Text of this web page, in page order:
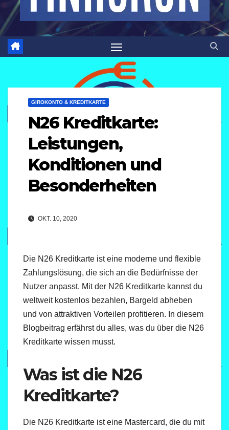
GIROKONTO & KREDITKARTE
N26 Kreditkarte:
Leistungen,
Konditionen und
Besonderheiten
OKT. 10, 2020
Die N26 Kreditkarte ist eine moderne und flexible
Zahlungslösung, die sich an die Bedürfnisse der
Nutzer anpasst. Mit der N26 Kreditkarte kannst du
weltweit kostenlos bezahlen, Bargeld abheben
und von attraktiven Vorteilen profitieren. In diesem
Blogbeitrag erfährst du alles, was du über die N26
Kreditkarte wissen musst.
Was ist die N26
Kreditkarte?
Die N26 Kreditkarte ist eine Mastercard, die du mit